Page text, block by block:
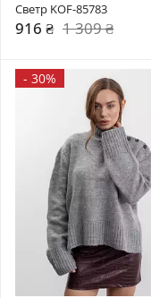
Светр KOF-85783
916 ₴ 1 309 ₴
- 30%